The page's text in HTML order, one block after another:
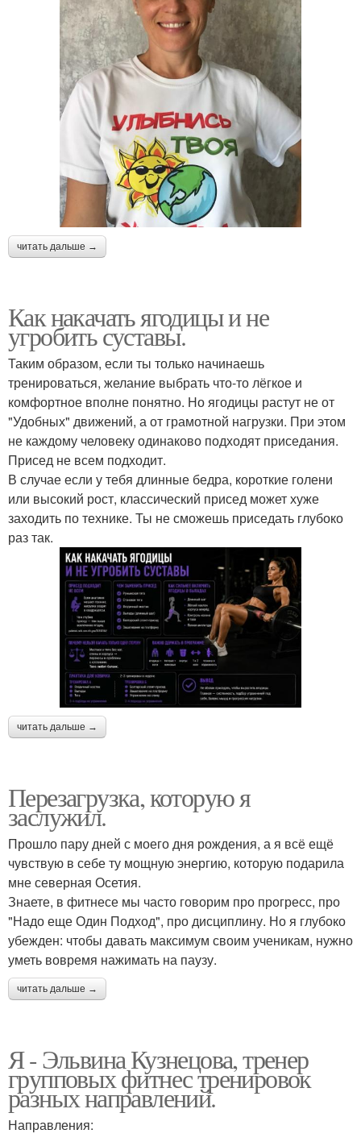
читать дальше →
Как накачать ягодицы и не
угробить суставы.
Таким образом, если ты только начинаешь
тренироваться, желание выбрать что-то лёгкое и
комфортное вполне понятно. Но ягодицы растут не от
"Удобных" движений, а от грамотной нагрузки. При этом
не каждому человеку одинаково подходят приседания.
Присед не всем подходит.
В случае если у тебя длинные бедра, короткие голени
или высокий рост, классический присед может хуже
заходить по технике. Ты не сможешь приседать глубоко
раз так.
читать дальше →
Перезагрузка, которую я
заслужил.
Прошло пару дней с моего дня рождения, а я всё ещё
чувствую в себе ту мощную энергию, которую подарила
мне северная Осетия.
Знаете, в фитнесе мы часто говорим про прогресс, про
"Надо еще Один Подход", про дисциплину. Но я глубоко
убежден: чтобы давать максимум своим ученикам, нужно
уметь вовремя нажимать на паузу.
читать дальше →
Я - Эльвина Кузнецова, тренер
групповых фитнес тренировок
разных направлений.
Направления: